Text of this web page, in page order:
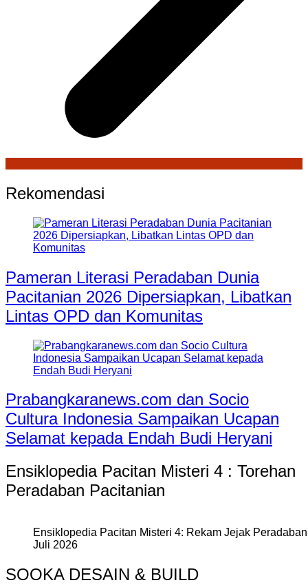
Rekomendasi
Pameran Literasi Peradaban Dunia
Pacitanian 2026 Dipersiapkan, Libatkan
Lintas OPD dan Komunitas
Prabangkaranews.com dan Socio
Cultura Indonesia Sampaikan Ucapan
Selamat kepada Endah Budi Heryani
Ensiklopedia Pacitan Misteri 4 : Torehan
Peradaban Pacitanian
Ensiklopedia Pacitan Misteri 4: Rekam Jejak
Juli 2026
SOOKA DESAIN & BUILD